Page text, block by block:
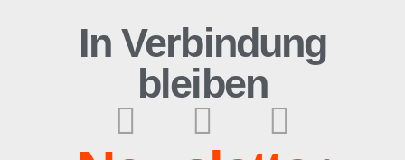
In Verbindung
bleiben